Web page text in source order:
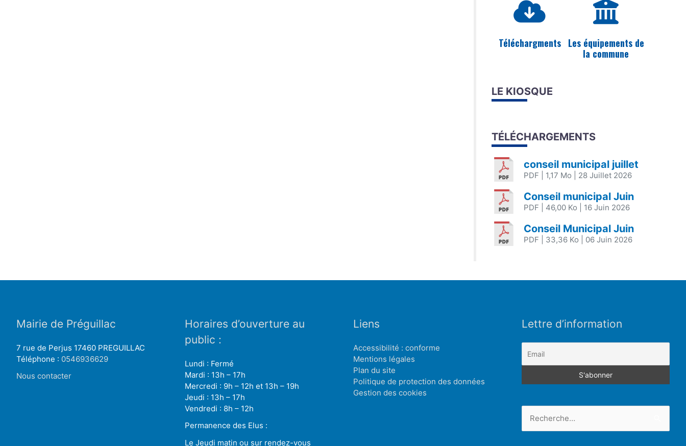
Téléchargments Les équipements de
la commune
LE KIOSQUE
TÉLÉCHARGEMENTS
conseil municipal juillet
PDF | 1,17 Mo | 28 Juillet 2026
Conseil municipal Juin
PDF | 46,00 Ko | 16 Juin 2026
Conseil Municipal Juin
PDF | 33,36 Ko | 06 Juin 2026
Mairie de Préguillac
7 rue de Perjus 17460 PREGUILLAC
Téléphone : 0546936629
Nous contacter
Horaires d’ouverture au
public :
Lundi : Fermé
Mardi : 13h – 17h
Mercredi : 9h – 12h et 13h – 19h
Jeudi : 13h – 17h
Vendredi : 8h – 12h
Permanence des Elus :
Le Jeudi matin ou sur rendez-vous
Liens
Accessibilité : conforme
Mentions légales
Plan du site
Politique de protection des données
Gestion des cookies
Lettre d’information